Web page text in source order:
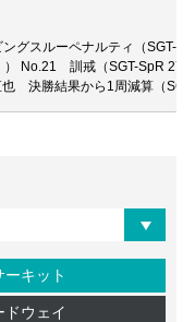
グスルーペナルティ（SGT-
） No.21 訓戒（SGT-SpR
決勝結果から1周減算（
キット
ウェイ